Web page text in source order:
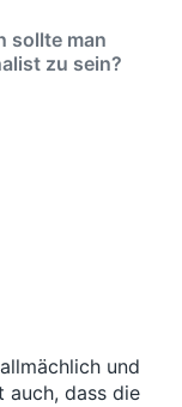
sollte man
zu sein?
und
auch, dass die